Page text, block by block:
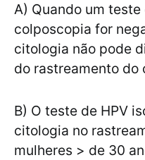
A) Quando um
colposcopia for
citologia não pode
do rastreamento do
B) O teste de HPV
citologia no
mulheres > de 30